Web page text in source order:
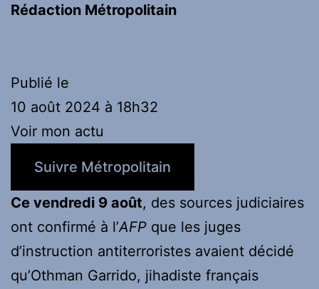
Rédaction Métropolitain
Publié le
10 août 2024 à 18h32
Voir mon actu
Suivre Métropolitain
Ce vendredi 9 août, des sources judiciaires
ont confirmé à l’AFP que les juges
d’instruction antiterroristes avaient décidé
qu’Othman Garrido, jihadiste français